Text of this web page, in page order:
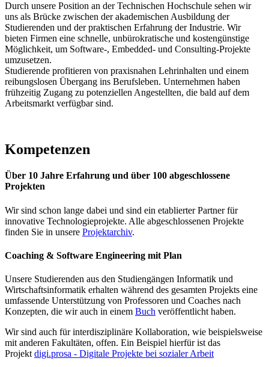
Durch unsere Position an der Technischen Hochschule sehen wir
uns als Brücke zwischen der akademischen Ausbildung der
Studierenden und der praktischen Erfahrung der Industrie. Wir
bieten Firmen eine schnelle, unbürokratische und kostengünstige
Möglichkeit, um Software-, Embedded- und Consulting-Projekte
umzusetzen.
Studierende profitieren von praxisnahen Lehrinhalten und einem
reibungslosen Übergang ins Berufsleben. Unternehmen haben
frühzeitig Zugang zu potenziellen Angestellten, die bald auf dem
Arbeitsmarkt verfügbar sind.
Kompetenzen
Über 10 Jahre Erfahrung und über 100 abgeschlossene
Projekten
Wir sind schon lange dabei und sind ein etablierter Partner für
innovative Technologieprojekte. Alle abgeschlossenen Projekte
finden Sie in unsere Projektarchiv.
Coaching & Software Engineering mit Plan
Unsere Studierenden aus den Studiengängen Informatik und
Wirtschaftsinformatik erhalten während des gesamten Projekts eine
umfassende Unterstützung von Professoren und Coaches nach
Konzepten, die wir auch in einem Buch veröffentlicht haben.
Wir sind auch für interdisziplinäre Kollaboration, wie beispielsweise
mit anderen Fakultäten, offen. Ein Beispiel hierfür ist das
Projekt digi.prosa - Digitale Projekte bei sozialer Arbeit